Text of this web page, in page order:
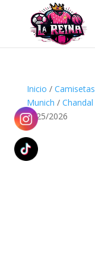
Búsqueda
productos
Inicio / Camisetas
Munich / Chandal
2025/2026